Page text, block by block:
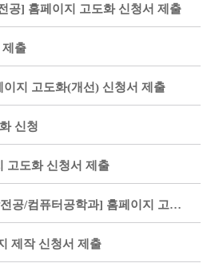
공] 홈페이지 고도화 신청서 제출
제출
지 고도화(개선) 신청서 제출
신청
고도화 신청서 제출
[컴퓨터학부 컴퓨터공학전공/컴퓨터공학과] 홈페이지 고도화 신청서 '수정'
제작 신청서 제출